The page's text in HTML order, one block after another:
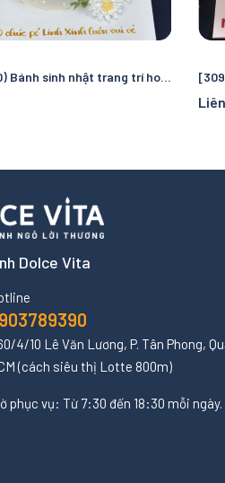
[3099] (80) Bánh sinh nhật trang trí hoa cúc nhẹ nhàng - thuần khiết
Dolce Vita
4/10 Lê Văn Lương, P. Tân Phong,
(cách siêu thị Lotte 800m)
phục vụ: Từ 7:30 đến 18:30 mỗi ngày.